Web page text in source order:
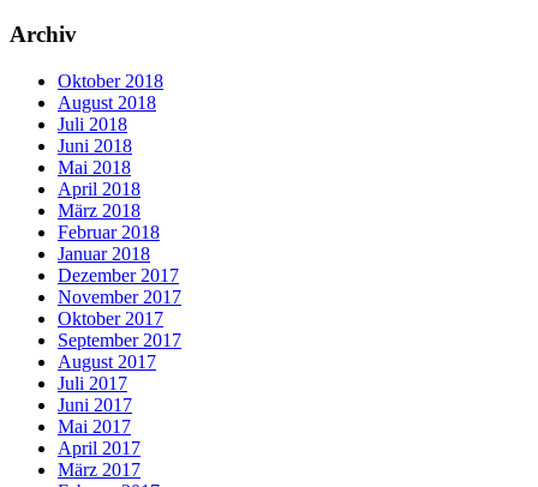
Archiv
Oktober 2018
August 2018
Juli 2018
Juni 2018
Mai 2018
April 2018
März 2018
Februar 2018
Januar 2018
Dezember 2017
November 2017
Oktober 2017
September 2017
August 2017
Juli 2017
Juni 2017
Mai 2017
April 2017
März 2017